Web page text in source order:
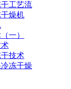
工艺流
燥机
一）
技术
冻干燥